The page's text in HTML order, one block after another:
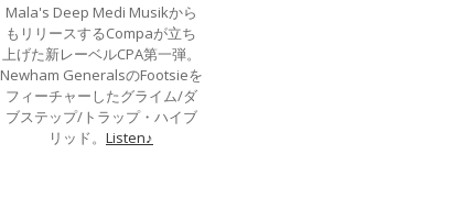
Mala's Deep Medi Musikから
もリリースするCompaが立ち
上げた新レーベルCPA第一弾。
Newham GeneralsのFootsieを
フィーチャーしたグライム/ダ
ブステップ/トラップ・ハイブ
リッド。 Listen♪